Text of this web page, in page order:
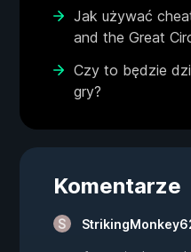
Jak używać
and the Great
Czy to będzie
gry?
Komentarze